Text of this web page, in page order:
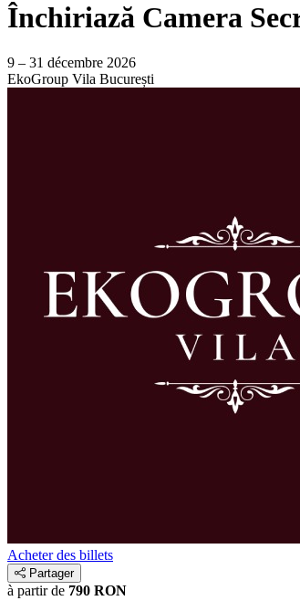
Închiriază Camera
9 – 31 décembre 2026
EkoGroup Vila București
Acheter des billets
Partager
à partir de 790 RON